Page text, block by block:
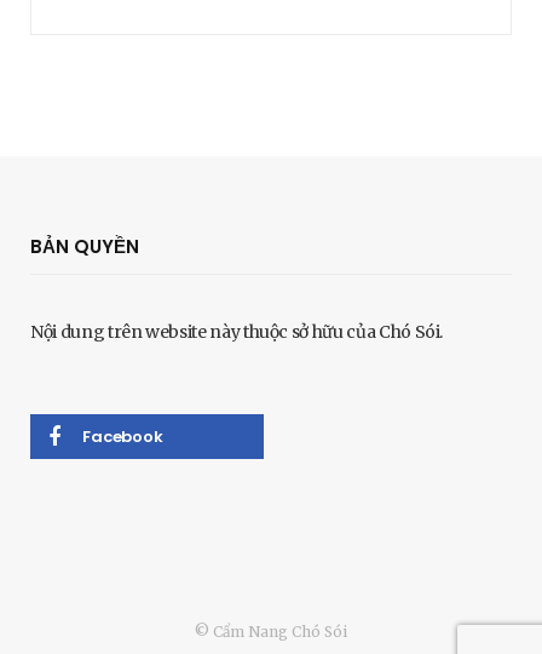
BẢN QUYỀN
Nội dung trên website này thuộc sở hữu của Chó Sói.
Facebook
© Cẩm Nang Chó Sói